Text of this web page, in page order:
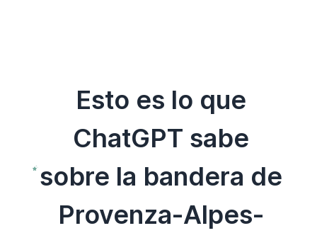
Esto es lo que
ChatGPT sabe
sobre la bandera de
Provenza-Alpes-